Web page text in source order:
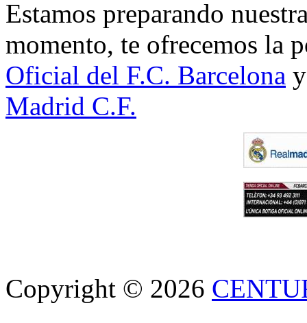
Estamos preparando
momento, te ofrecemos la
Oficial del F.C. Barcelona
Madrid C.F.
Copyright © 2026